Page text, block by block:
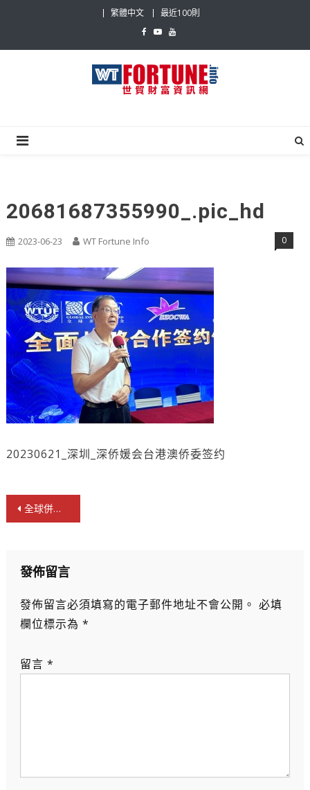
繁體中文 最近100則
20681687355990_.pic_hd
2023-06-23 WT Fortune Info 0
20230621_深圳_深侨媛会台港澳侨委签约
文
章
覽
全球併購基金與台港澳僑委締全面戰略合作夥伴
發佈留言
發佈留言必須填寫的電子郵件地址不會公開。 必填
欄位標示為 *
留言 *